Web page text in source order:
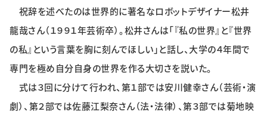
学生記者募集 お問い合わせ
祝辞を述べたのは世界的に著名なロボットデザイナー松井
龍哉さん（１９９１年芸術卒）。松井さんは「『私の世界』と『世界
の私』という言葉を胸に刻んでほしい」と話し、大学の４年間で
専門を極め自分自身の世界を作る大切さを説いた。
式は３回に分けて行われ、第１部では安川健幸さん（芸術・演
劇）、第２部では佐藤江梨奈さん（法・法律）、第３部では菊地映